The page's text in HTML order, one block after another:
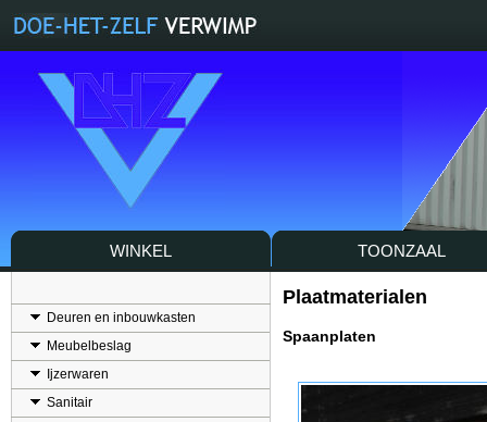
WINKEL TOONZAAL
Deuren en inbouwkasten
Meubelbeslag
Ijzerwaren
Sanitair
Plaatmaterialen
Spaanplaten